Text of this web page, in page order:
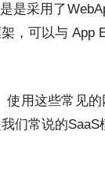
是采用了
，可以与 App
使用这些常见
们常说的SaaS